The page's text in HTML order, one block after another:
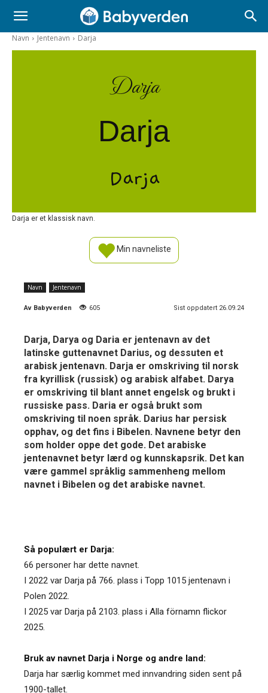
Navn Jentenavn Darja
Darja
Darja
Darja
Darja er et klassisk navn.
Min navneliste
Navn Jentenavn
Av Babyverden 605 Sist oppdatert 26.09.24
Darja, Darya og Daria er jentenavn av det
latinske guttenavnet Darius, og dessuten et
arabisk jentenavn. Darja er omskriving til norsk
fra kyrillisk (russisk) og arabisk alfabet. Darya
er omskriving til blant annet engelsk og brukt i
russiske pass. Daria er også brukt som
omskriving til noen språk. Darius har persisk
opphav, og det fins i Bibelen. Navnene betyr den
som holder oppe det gode. Det arabiske
jentenavnet betyr lærd og kunnskapsrik. Det kan
være gammel språklig sammenheng mellom
navnet i Bibelen og det arabiske navnet.
Så populært er Darja:
66 personer har dette navnet.
I 2022 var Darja på 766. plass i Topp 1015 jentenavn i
Polen 2022.
I 2025 var Darja på 2103. plass i Alla förnamn flickor
2025.
Bruk av navnet Darja i Norge og andre land:
Darja har særlig kommet med innvandring siden sent på
1900-tallet.